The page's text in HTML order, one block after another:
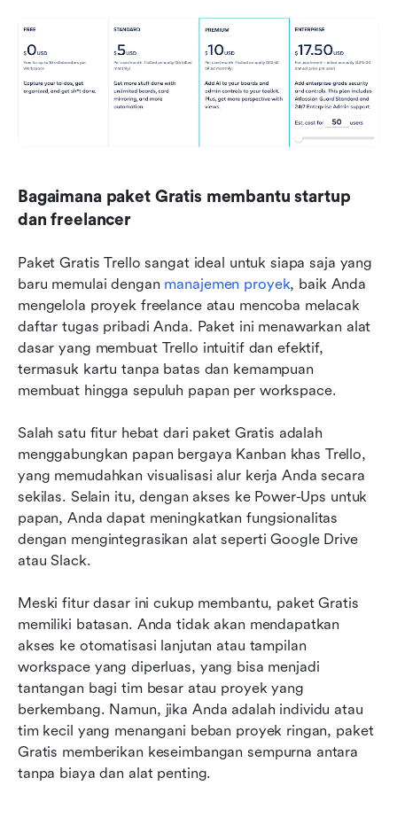
Bagaimana paket Gratis membantu startup
dan freelancer
Paket Gratis Trello sangat ideal untuk siapa saja yang
baru memulai dengan manajemen proyek, baik Anda
mengelola proyek freelance atau mencoba melacak
daftar tugas pribadi Anda. Paket ini menawarkan alat
dasar yang membuat Trello intuitif dan efektif,
termasuk kartu tanpa batas dan kemampuan
membuat hingga sepuluh papan per workspace.
Salah satu fitur hebat dari paket Gratis adalah
menggabungkan papan bergaya Kanban khas Trello,
yang memudahkan visualisasi alur kerja Anda secara
sekilas. Selain itu, dengan akses ke Power-Ups untuk
papan, Anda dapat meningkatkan fungsionalitas
dengan mengintegrasikan alat seperti Google Drive
atau Slack.
Meski fitur dasar ini cukup membantu, paket Gratis
memiliki batasan. Anda tidak akan mendapatkan
akses ke otomatisasi lanjutan atau tampilan
workspace yang diperluas, yang bisa menjadi
tantangan bagi tim besar atau proyek yang
berkembang. Namun, jika Anda adalah individu atau
tim kecil yang menangani beban proyek ringan, paket
Gratis memberikan keseimbangan sempurna antara
tanpa biaya dan alat penting.